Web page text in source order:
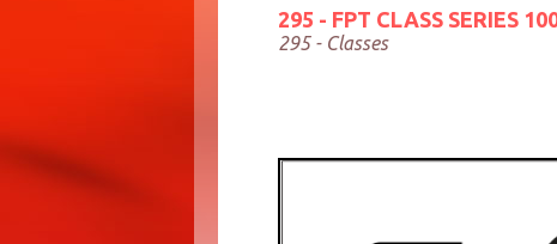
295 - FPT CLASS SERIES
295 - Classes